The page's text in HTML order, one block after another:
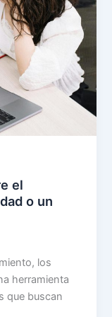
el
o un
los
herramienta
que buscan